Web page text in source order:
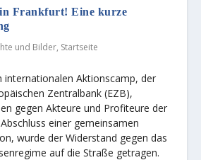
Frankfurt! Eine kurze
und Bilder, Startseite
internationalen Aktionscamp, der
Zentralbank (EZB),
gegen Akteure und Profiteure der
einer gemeinsamen
wurde der Widerstand gegen das
auf die Straße getragen.